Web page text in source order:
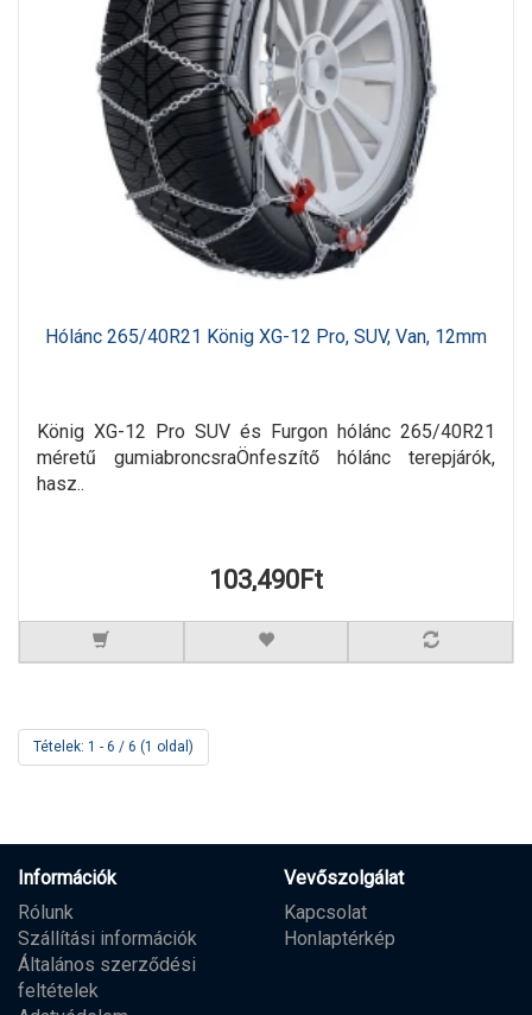
Hólánc 265/40R21 König XG-12 Pro, SUV, Van, 12mm
König XG-12 Pro SUV és Furgon hólánc 265/40R21
méretű gumiabroncsraÖnfeszítő hólánc terepjárók,
hasz..
103,490Ft
Tételek: 1 - 6 / 6 (1 oldal)
Információk
Rólunk
Szállítási információk
Általános szerződési
feltételek
Vevőszolgálat
Kapcsolat
Honlaptérkép